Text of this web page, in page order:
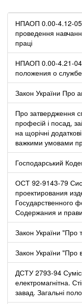
НПАОП 0.00-4.12-05
проведення
праці
НПАОП 0.00-4.21-04
положения о
Закон України Про
Про затвердження
професій і посад,
на щорічні
важкими умовами
Господарський
ОСТ 92-9143-79
проектирования
Государственного
Содержания и
Закон України "Про
Закон України "Про
ДСТУ 2793-94
електромагнітна.
завад. Загальні